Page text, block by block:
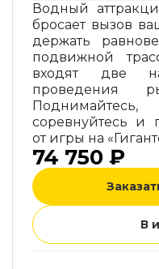
Водный
бросает вызов
держать
подвижной
входят две
проведения
соревнуйтесь и
от игры на
74 750 ₽
В